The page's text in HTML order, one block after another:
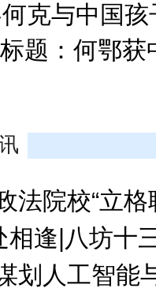
何克与中国
标题：何鄂
法院校“立
相逢|八坊十
划人工智能